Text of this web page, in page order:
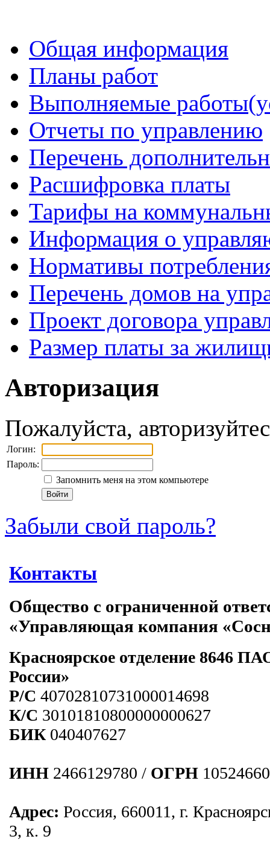
Общая информация
Планы работ
Выполняемые
Отчеты по управлению
Перечень
Расшифровка платы
Тарифы на
Информация о
Нормативы
Перечень домов на
Проект договора
Размер платы за
Авторизация
Пожалуйста,
Логин:
Пароль:
Запомнить меня на этом компьютере
Забыли свой пароль?
Контакты
Общество с ограниченной
«Управляющая компания
Красноярское отделение 8646
России»
Р/C 40702810731000014698
К/С 30101810800000000627
БИК 040407627
ИНН 2466129780 / ОГРН
Адрес: Россия, 660011, г.
3, к. 9